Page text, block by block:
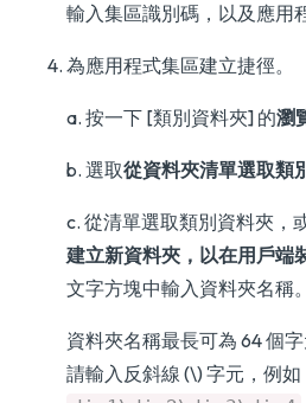
輸入集區識別碼，以及應用
為應用程式集區建立捷徑。
a. 按一下 [類別資料夾] 的瀏
b. 選取從資料夾清單選取類
c. 從清單選取類別資料夾，
建立新資料夾，以在用戶端
文字方塊中輸入資料夾名稱。
資料夾名稱最長可為 64 個
請輸入反斜線 (\) 字元，例如